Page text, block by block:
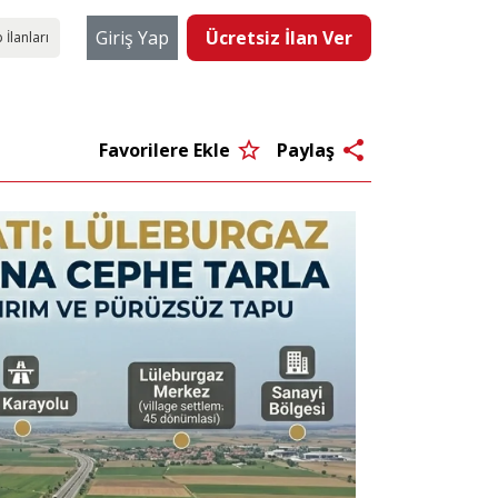
İlanları Giriş Yap Ücretsiz İlan Ver
Favorilere Ekle star_border Paylaş share